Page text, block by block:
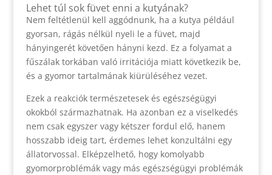
Lehet túl sok füvet enni a kutyának?
Nem feltétlenül kell aggódnunk, ha a kutya például
gyorsan, rágás nélkül nyeli le a füvet, majd
hányingerét követően hányni kezd. Ez a folyamat a
fűszálak torkában való irritációja miatt következik be,
és a gyomor tartalmának kiürüléséhez vezet.
Ezek a reakciók természetesek és egészségügyi
okokból származhatnak. Ha azonban ez a viselkedés
nem csak egyszer vagy kétszer fordul elő, hanem
hosszabb ideig tart, érdemes lehet konzultálni egy
állatorvossal. Elképzelhető, hogy komolyabb
gyomorproblémák vagy más egészségügyi problémák